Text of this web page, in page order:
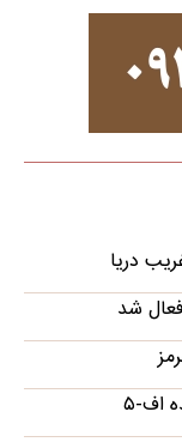
دریا
اف-۵